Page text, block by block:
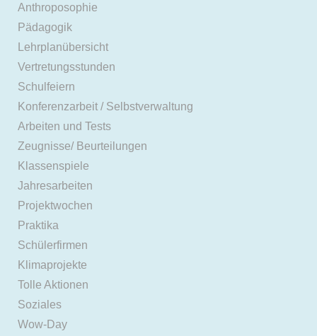
Anthroposophie
Pädagogik
Lehrplanübersicht
Vertretungsstunden
Schulfeiern
Konferenzarbeit / Selbstverwaltung
Arbeiten und Tests
Zeugnisse/ Beurteilungen
Klassenspiele
Jahresarbeiten
Projektwochen
Praktika
Schülerfirmen
Klimaprojekte
Tolle Aktionen
Soziales
Wow-Day